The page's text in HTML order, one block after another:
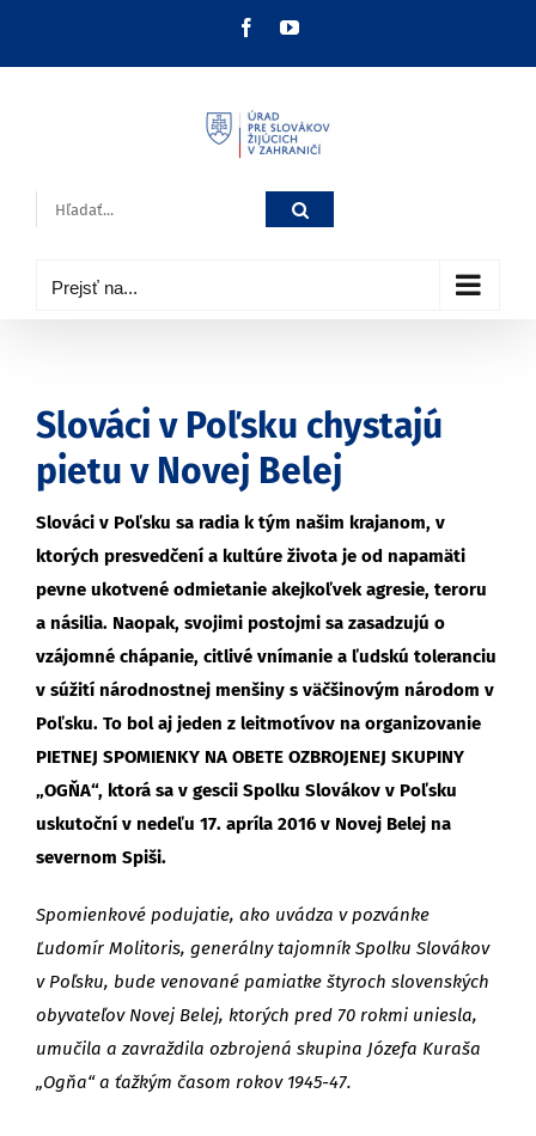
FacebookYouTube
Hľadať:
Prejsť na...
Slováci v Poľsku chystajú
pietu v Novej Belej
Slováci v Poľsku sa radia k tým našim krajanom, v
ktorých presvedčení a kultúre života je od napamäti
pevne ukotvené odmietanie akejkoľvek agresie, teroru
a násilia. Naopak, svojimi postojmi sa zasadzujú o
vzájomné chápanie, citlivé vnímanie a ľudskú toleranciu
v súžití národnostnej menšiny s väčšinovým národom v
Poľsku. To bol aj jeden z leitmotívov na organizovanie
PIETNEJ SPOMIENKY NA OBETE OZBROJENEJ SKUPINY
„OGŇA“, ktorá sa v gescii Spolku Slovákov v Poľsku
uskutoční v nedeľu 17. apríla 2016 v Novej Belej na
severnom Spiši.
Spomienkové podujatie, ako uvádza v pozvánke
Ľudomír Molitoris, generálny tajomník Spolku Slovákov
v Poľsku, bude venované pamiatke štyroch slovenských
obyvateľov Novej Belej, ktorých pred 70 rokmi uniesla,
umučila a zavraždila ozbrojená skupina Józefa Kuraša
„Ogňa“ a ťažkým časom rokov 1945-47.